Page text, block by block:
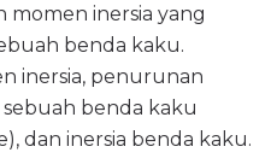
inersia yang
benda kaku.
inersia, penurunan
benda kaku
dan inersia benda kaku.